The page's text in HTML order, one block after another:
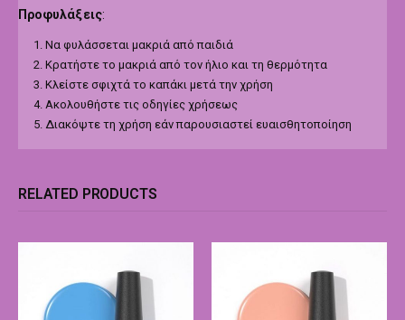
Προφυλάξεις:
Να φυλάσσεται μακριά από παιδιά
Κρατήστε το μακριά από τον ήλιο και τη θερμότητα
Κλείστε σφιχτά το καπάκι μετά την χρήση
Ακολουθήστε τις οδηγίες χρήσεως
Διακόψτε τη χρήση εάν παρουσιαστεί ευαισθητοποίηση
RELATED PRODUCTS